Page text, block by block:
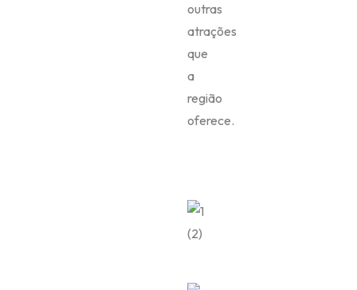
outras
atrações
que
a
região
oferece.